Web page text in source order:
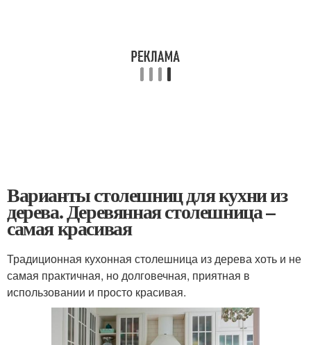
Варианты столешниц для кухни из
дерева. Деревянная столешница –
самая красивая
Традиционная кухонная столешница из дерева хоть и не
самая практичная, но долговечная, приятная в
использовании и просто красивая.